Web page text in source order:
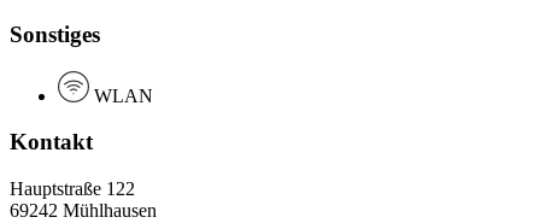
Sonstiges
WLAN
Kontakt
Hauptstraße 122
69242 Mühlhausen